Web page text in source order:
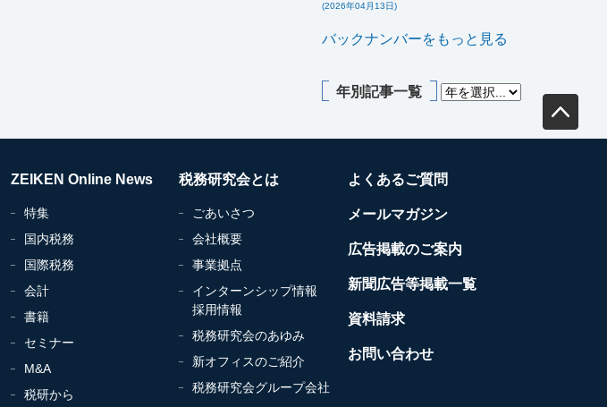
(2026年04月13日)
バックナンバーをもっと見る
年別記事一覧
ZEIKEN Online News
特集
国内税務
国際税務
会計
書籍
セミナー
M&A
税研から
税務研究会とは
ごあいさつ
会社概要
事業拠点
インターンシップ情報
採用情報
税務研究会のあゆみ
新オフィスのご紹介
税務研究会グループ会社
よくあるご質問
メールマガジン
広告掲載のご案内
新聞広告等掲載一覧
資料請求
お問い合わせ